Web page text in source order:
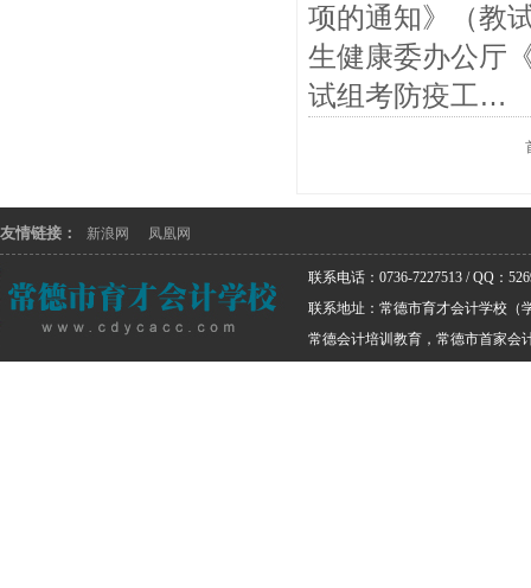
项的通知》（教
生健康委办公厅
试组考防疫工…
友情链接： 新浪网 凤凰网
联系电话：0736-7227513 / QQ：
联系地址：常德市育才会计学校（
常德会计培训教育，常德市首家会